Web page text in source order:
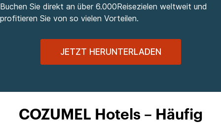
Buchen Sie direkt an über 6.000Reisezielen weltweit und
profitieren Sie von so vielen Vorteilen.
JETZT HERUNTERLADEN
COZUMEL Hotels – Häufig